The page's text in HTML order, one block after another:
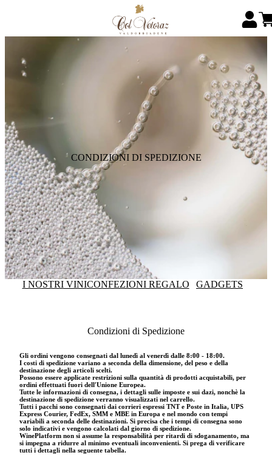
CONDIZIONI DI SPEDIZIONE
I NOSTRI VINICONFEZIONI REGALO GADGETS
Condizioni di Spedizione
Gli ordini vengono consegnati dal lunedì al venerdì dalle 8:00 - 18:00.
I costi di spedizione variano a seconda della dimensione, del peso e della
destinazione degli articoli scelti.
Possono essere applicate restrizioni sulla quantità di prodotti acquistabili, per
ordini effettuati fuori dell′Unione Europea.
Tutte le informazioni di consegna, i dettagli sulle imposte e sui dazi, nonchè la
destinazione di spedizione verranno visualizzati nel carrello.
Tutti i pacchi sono consegnati dai corrieri espressi TNT e Poste in Italia, UPS
Express Courier, FedEx, SMM e MBE in Europa e nel mondo con tempi
variabili a seconda delle destinazioni. Si precisa che i tempi di consegna sono
solo indicativi e vengono calcolati dal giorno di spedizione.
WinePlatform non si assume la responsabilità per ritardi di sdoganamento, ma
si impegna a ridurre al minimo eventuali inconvenienti. Si prega di verificare
tutti i dettagli nella seguente tabella.